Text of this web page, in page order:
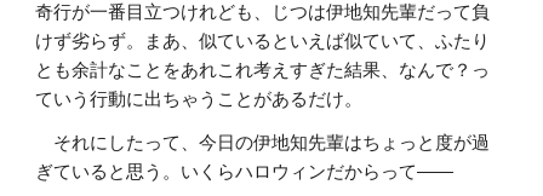
奇行が一番目立つけれども、じつは伊地知先輩だって負
けず劣らず。まあ、似ているといえば似ていて、ふたり
とも余計なことをあれこれ考えすぎた結果、なんで？っ
ていう行動に出ちゃうことがあるだけ。
それにしたって、今日の伊地知先輩はちょっと度が過
ぎていると思う。いくらハロウィンだからって――